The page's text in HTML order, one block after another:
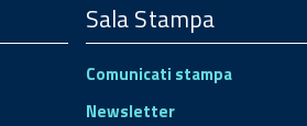
Sala Stampa
Comunicati stampa
Newsletter